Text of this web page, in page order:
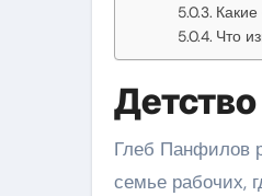
Что
Глеб Панфилов
семье рабочих,